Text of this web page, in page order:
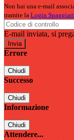
Non hai una e-mail
tramite la Login Spaggiari
E-mail inviata, si
Errore
Chiudi
Successo
Chiudi
Informazione
Chiudi
Attendere...